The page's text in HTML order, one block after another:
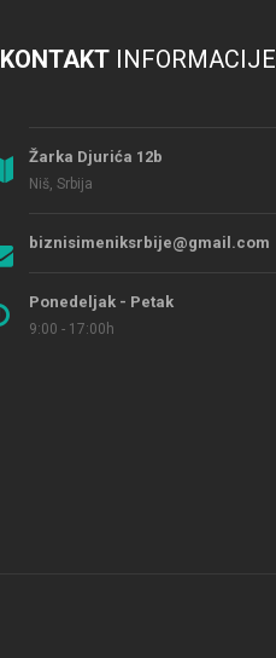
KONTAKT INFORMACIJE
Žarka Djurića 12b
Niš, Srbija
biznisimeniksrbije@gmail.com
Ponedeljak - Petak
9:00 - 17:00h